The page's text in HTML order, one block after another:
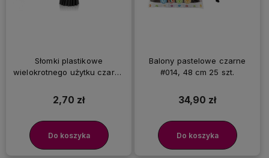
Słomki plastikowe
wielokrotnego użytku czarne
2,70 zł
Do koszyka
Balony pastelowe czarne
#014, 48 cm 25 szt.
34,90 zł
Do koszyka